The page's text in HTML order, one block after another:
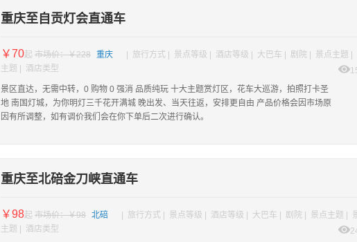
重庆至自贡灯会直通车
￥70起 市场价：￥228 重庆
| 旅行方式 | 景点等级 | 酒店等级 | 大巴车 | 剧院 | 景点主题 |
主题 | 酒店类型
景区直达，无需中转，0 购物 0 强消 品质纯玩 十大主题赏灯区，花车大巡游，拍照打卡圣
地 南国灯城，为你明灯三千花开满城 晚出发、当天往返，安排更自由 产品价格会因市场原
因有所调整，如有调价我们会在你下单后二次进行确认。
重庆至北碚金刀峡直通车
￥98起 市场价：￥98 北碚
| 旅行方式 | 景点等级 | 酒店等级 | 大巴车 | 剧院 | 景点主题 |
主题 | 酒店类型